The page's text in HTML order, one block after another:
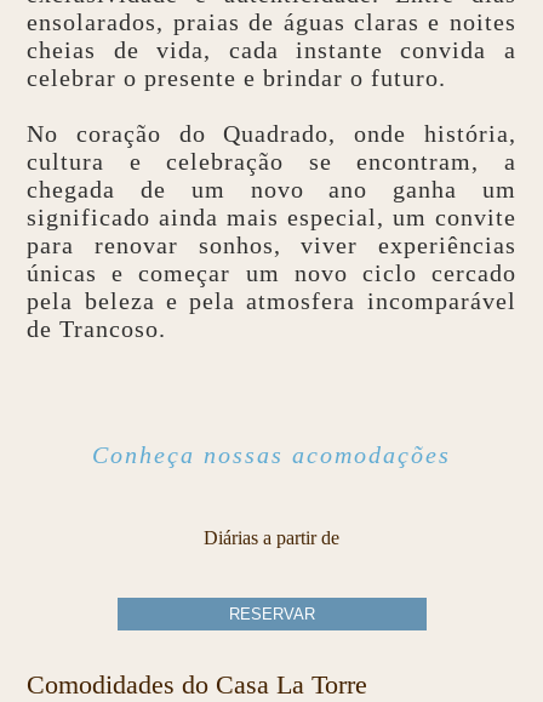
ensolarados, praias de águas claras e noites
cheias de vida, cada instante convida a
celebrar o presente e brindar o futuro.
No coração do Quadrado, onde história,
cultura e celebração se encontram, a
chegada de um novo ano ganha um
significado ainda mais especial, um convite
para renovar sonhos, viver experiências
únicas e começar um novo ciclo cercado
pela beleza e pela atmosfera incomparável
de Trancoso.
Conheça nossas acomodações
Diárias a partir de
RESERVAR
Comodidades do Casa La Torre